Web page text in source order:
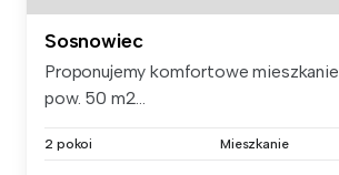
Sosnowiec
Proponujemy komfortowe
pow. 50 m2...
2 pokoi Mieszkanie